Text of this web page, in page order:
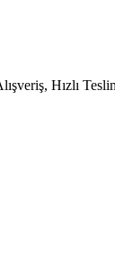
Hızlı